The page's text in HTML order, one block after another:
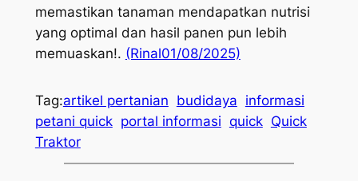
memastikan tanaman mendapatkan nutrisi
yang optimal dan hasil panen pun lebih
memuaskan!. (Rinal01/08/2025)
Tag:artikel pertanian budidaya informasi
petani quick portal informasi quick Quick
Traktor